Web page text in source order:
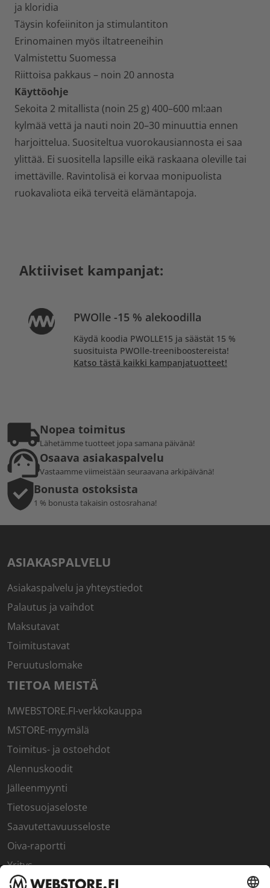
ja kloridia
Täysin kofeiiniton ja stimulantiton
Erinomainen myös iltatreeneihin
Valmistettu Suomessa
Riittoisa pakkaus – noin 20 annosta
Käyttöohje
Sekoita 2 mitallista (noin 25 g) 400–600 ml:aan
kylmää vettä ja nauti noin 20–30 minuuttia ennen
harjoittelua. Suositeltua vuorokausiannosta ei saa
ylittää. Ei suositella lapsille eikä raskaana oleville tai
imettäville. Ravintolisä ei korvaa monipuolista
ruokavaliota eikä terveitä elämäntapoja.
Aktiiviset kampanjat:
PWOlle -15 % alekoodilla
Käydä koodia PWOLLE15 ja säästät 15 %
suosituista PWOlle-treeniboostereista!
Katso tästä kaikki kampanjatuotteet!
Nopea toimitus
Lähetämme tuotteet jopa samana päivänä!
Osaava asiakaspalvelu
Vastaamme viimeistään seuraavana arkipäivänä!
Bonusta ostoksista
1 % bonusta takaisin ostosrahana!
ASIAKASPALVELU
Asiakaspalvelu ja yhteystiedot
Palautus ja vaihdot
Maksutavat
Toimitustavat
Peruutuslomake
TIETOA MEISTÄ
MWEBSTORE.FI-verkkokauppa
MSTORE-myymälä
Toimitus- ja ostoehdot
Alennuskoodit
Jälleenmyynti
Tietosuojaseloste
Saavutettavuusseloste
Oiva-raportti
Yritys